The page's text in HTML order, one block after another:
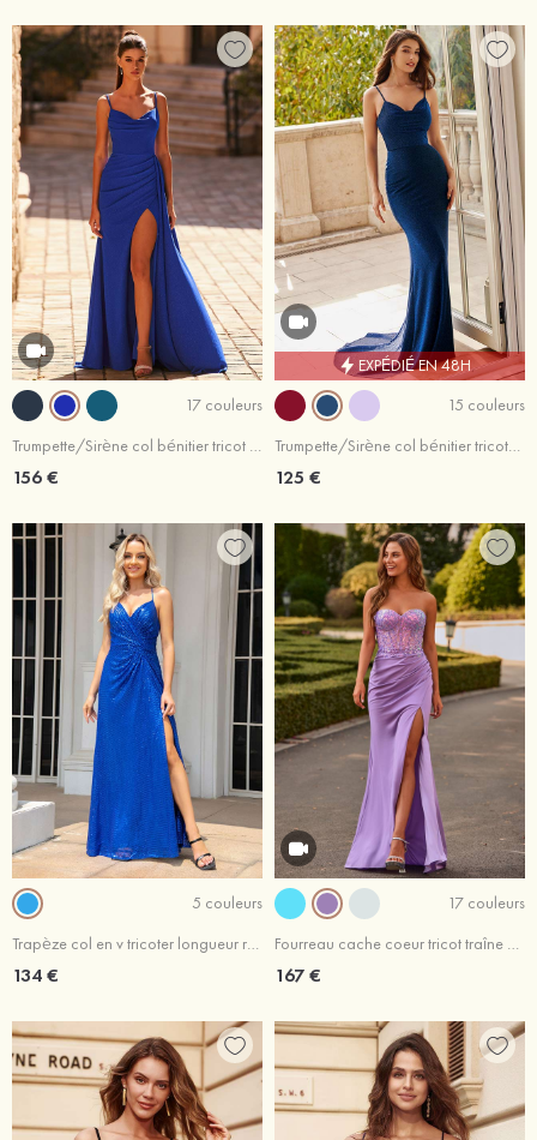
17 couleurs
Trumpette/Sirène col bénitier tricot traîne balayage robe de bal
156 €
EXPÉDIÉ EN 48H
15 couleurs
Trumpette/Sirène col bénitier tricoté traîne balayage robe de bal
125 €
5 couleurs
Trapèze col en v tricoter longueur ras du sol robe de bal
134 €
17 couleurs
Fourreau cache coeur tricot traîne balayage robe de bal
167 €